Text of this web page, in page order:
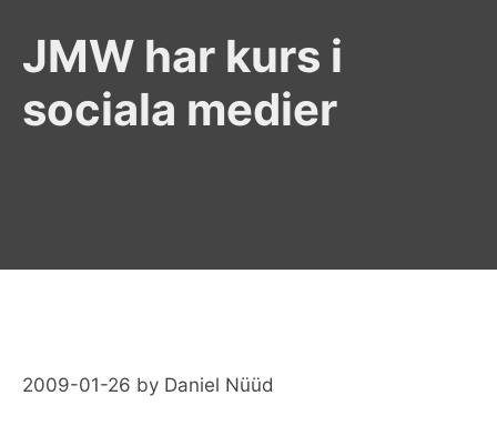
JMW har kurs i
sociala medier
2009-01-26 by Daniel Nüüd